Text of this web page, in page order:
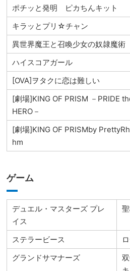
ポチッと発明 ピカちんキット
キラッとプリ☆チャン
異世界魔王と召喚少女の奴隷魔術
ハイスコアガール
[OVA]ヲタクに恋は難しい
[劇場]KING OF PRISM －PRIDE
HERO－
[劇場]KING OF PRISMby
hm
ゲーム
デュエル・マスターズ プレ
イス
ステラービース
グランドサマナーズ